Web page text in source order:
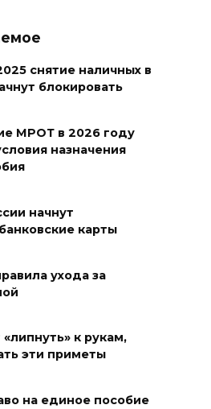
в Ростовской
18:30
18:28
Байков»
после ЧС
снятие наличных в
блокировать
МРОТ в 2026 году
назначения
начнут
карты
ухода за
к рукам,
эти приметы
на единое пособие